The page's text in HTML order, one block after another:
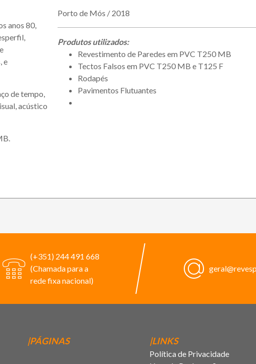
anos 80,
e
de tempo,
acústico
Porto de Mós / 2018
Produtos utilizados:
Revestimento de Paredes em PVC T250 MB
Tectos Falsos em PVC T250 MB e T125 F
Rodapés
Pavimentos Flutuantes
(+351) 244 491 668
(Chamada para a
rede fixa nacional)
|PÁGINAS |LINKS
Política de Privacidade